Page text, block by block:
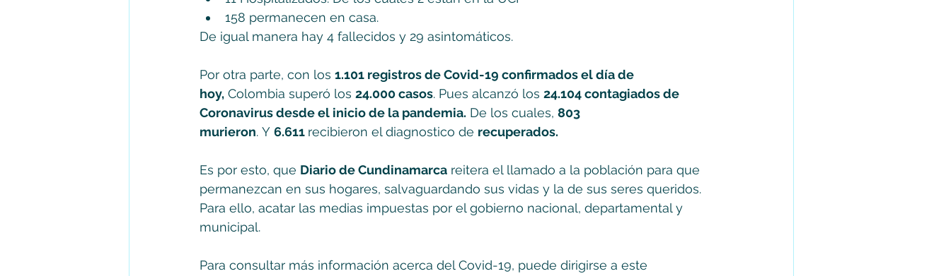
158 permanecen en casa.
De igual manera hay 4 fallecidos y 29 asintomáticos.
Por otra parte, con los 1.101 registros de Covid-19 confirmados el día de
hoy, Colombia superó los 24.000 casos. Pues alcanzó los 24.104 contagiados de
Coronavirus desde el inicio de la pandemia. De los cuales, 803
murieron. Y 6.611 recibieron el diagnostico de recuperados.
Es por esto, que Diario de Cundinamarca reitera el llamado a la población para que
permanezcan en sus hogares, salvaguardando sus vidas y la de sus seres queridos.
Para ello, acatar las medias impuestas por el gobierno nacional, departamental y
municipal.
Para consultar más información acerca del Covid-19, puede dirigirse a este